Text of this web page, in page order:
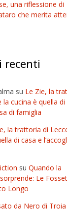
una riflessione di
che merita
recenti
su Le Zie, la
la cucina è quella di
di famiglia
la trattoria di
di casa e
su Quando la
Le
Longo
da Nero di Troia